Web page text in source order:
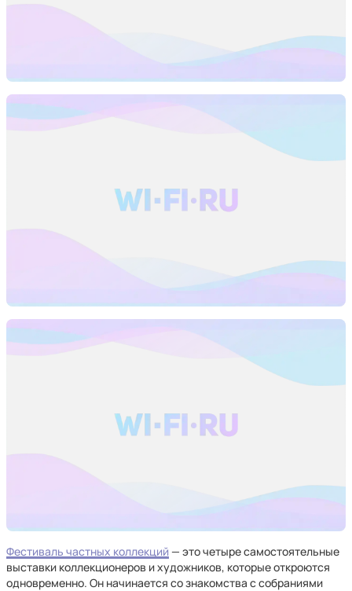
Фестиваль частных коллекций — это четыре самостоятельные
выставки коллекционеров и художников, которые откроются
одновременно. Он начинается со знакомства с собраниями